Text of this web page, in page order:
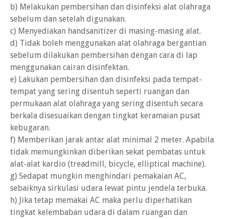
b) Melakukan pembersihan dan disinfeksi alat olahraga
sebelum dan setelah digunakan.
c) Menyediakan handsanitizer di masing-masing alat.
d) Tidak boleh menggunakan alat olahraga bergantian
sebelum dilakukan pembersihan dengan cara di lap
menggunakan cairan disinfektan.
e) Lakukan pembersihan dan disinfeksi pada tempat-
tempat yang sering disentuh seperti ruangan dan
permukaan alat olahraga yang sering disentuh secara
berkala disesuaikan dengan tingkat keramaian pusat
kebugaran.
f) Memberikan jarak antar alat minimal 2 meter. Apabila
tidak memungkinkan diberikan sekat pembatas untuk
alat-alat kardio (treadmill, bicycle, elliptical machine).
g) Sedapat mungkin menghindari pemakaian AC,
sebaiknya sirkulasi udara lewat pintu jendela terbuka.
h) Jika tetap memakai AC maka perlu diperhatikan
tingkat kelembaban udara di dalam ruangan dan